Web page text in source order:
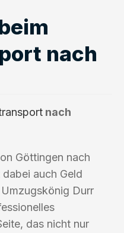
nach
nach
Göttingen nach
auch Geld
Durr
das nicht nur